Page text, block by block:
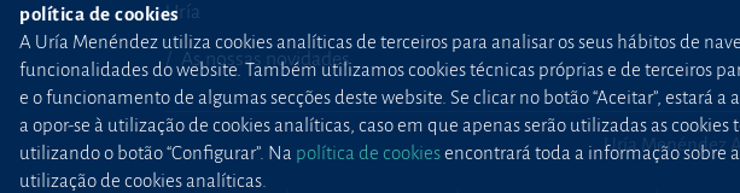
Uría
As nossas novidades
Uría Menéndez
política de cookies
A Uría Menéndez utiliza cookies analíticas de terceiros para analisar os seus hábitos de
funcionalidades do website. Também utilizamos cookies técnicas próprias e de terceiros
e o funcionamento de algumas secções deste website. Se clicar no botão “Aceitar”, estará
a opor-se à utilização de cookies analíticas, caso em que apenas serão utilizadas as
utilizando o botão “Configurar”. Na política de cookiesencontrará toda a informação sobre
utilização de cookies analíticas.